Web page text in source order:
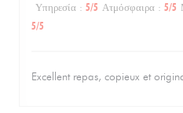
Υπηρεσία : 5/5 Ατμόσφαιρα : 5/5
5/5
Excellent repas, copieux et